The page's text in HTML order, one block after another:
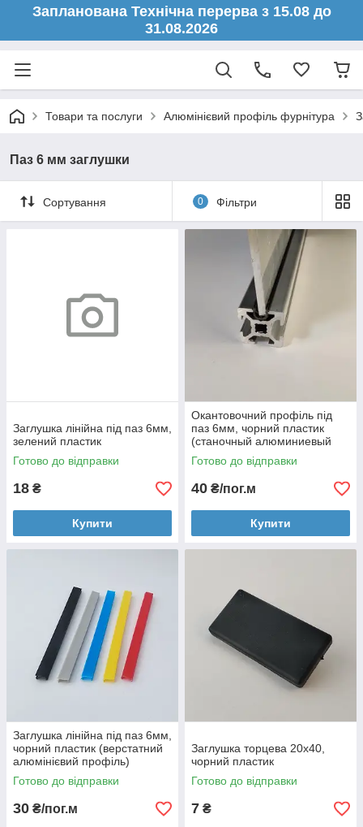
Запланована Технічна перерва з 15.08 до
31.08.2026
Товари та послуги Алюмінієвий профіль фурнітура
Паз 6 мм заглушки
Сортування 0 Фільтри
Заглушка лінійна під паз 6мм,
зелений пластик
Готово до відправки
18 ₴
Купити
Окантовочний профіль під
паз 6мм, чорний пластик
(станочный алюминиевый
профиль)
Готово до відправки
40 ₴/пог.м
Купити
Заглушка лінійна під паз 6мм,
чорний пластик (верстатний
алюмінієвий профіль)
Готово до відправки
30 ₴/пог.м
Заглушка торцева 20х40,
чорний пластик
Готово до відправки
7 ₴